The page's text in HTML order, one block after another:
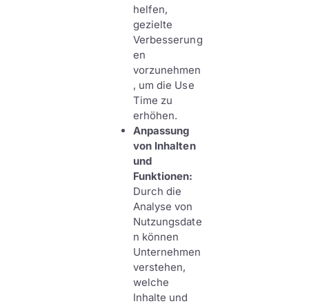
helfen,
gezielte
Verbesserung
en
vorzunehmen
, um die Use
Time zu
erhöhen.
Anpassung
von Inhalten
und
Funktionen:
Durch die
Analyse von
Nutzungsdate
n können
Unternehmen
verstehen,
welche
Inhalte und